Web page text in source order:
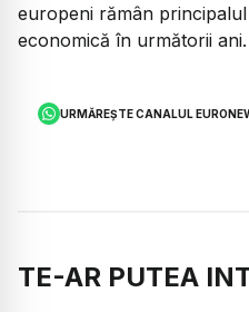
europeni rămân
economică în următorii ani.
URMĂREȘTE CANALUL
TE-AR PUTEA